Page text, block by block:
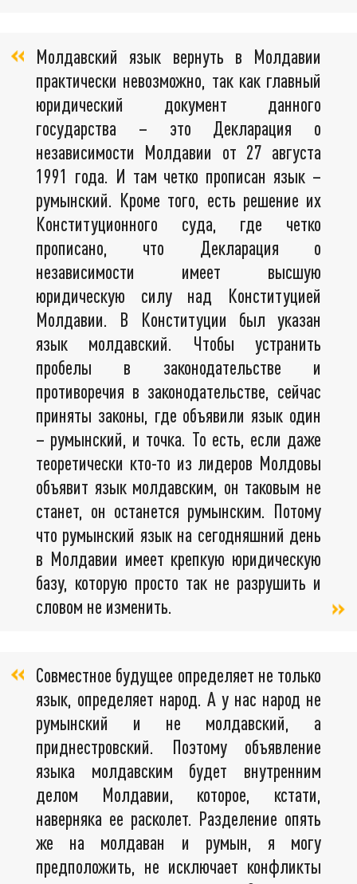
Молдавский язык вернуть в Молдавии
практически невозможно, так как главный
юридический документ данного
государства – это Декларация о
независимости Молдавии от 27 августа
1991 года. И там четко прописан язык –
румынский. Кроме того, есть решение их
Конституционного суда, где четко
прописано, что Декларация о
независимости имеет высшую
юридическую силу над Конституцией
Молдавии. В Конституции был указан
язык молдавский. Чтобы устранить
пробелы в законодательстве и
противоречия в законодательстве, сейчас
приняты законы, где объявили язык один
– румынский, и точка. То есть, если даже
теоретически кто-то из лидеров Молдовы
объявит язык молдавским, он таковым не
станет, он останется румынским. Потому
что румынский язык на сегодняшний день
в Молдавии имеет крепкую юридическую
базу, которую просто так не разрушить и
словом не изменить.
Совместное будущее определяет не только
язык, определяет народ. А у нас народ не
румынский и не молдавский, а
приднестровский. Поэтому объявление
языка молдавским будет внутренним
делом Молдавии, которое, кстати,
наверняка ее расколет. Разделение опять
же на молдаван и румын, я могу
предположить, не исключает конфликты